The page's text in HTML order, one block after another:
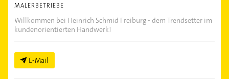
MALERBETRIEBE
Willkommen bei Heinrich Schmid Freiburg - dem Trendsetter im
kundenorientierten Handwerk!
E-Mail